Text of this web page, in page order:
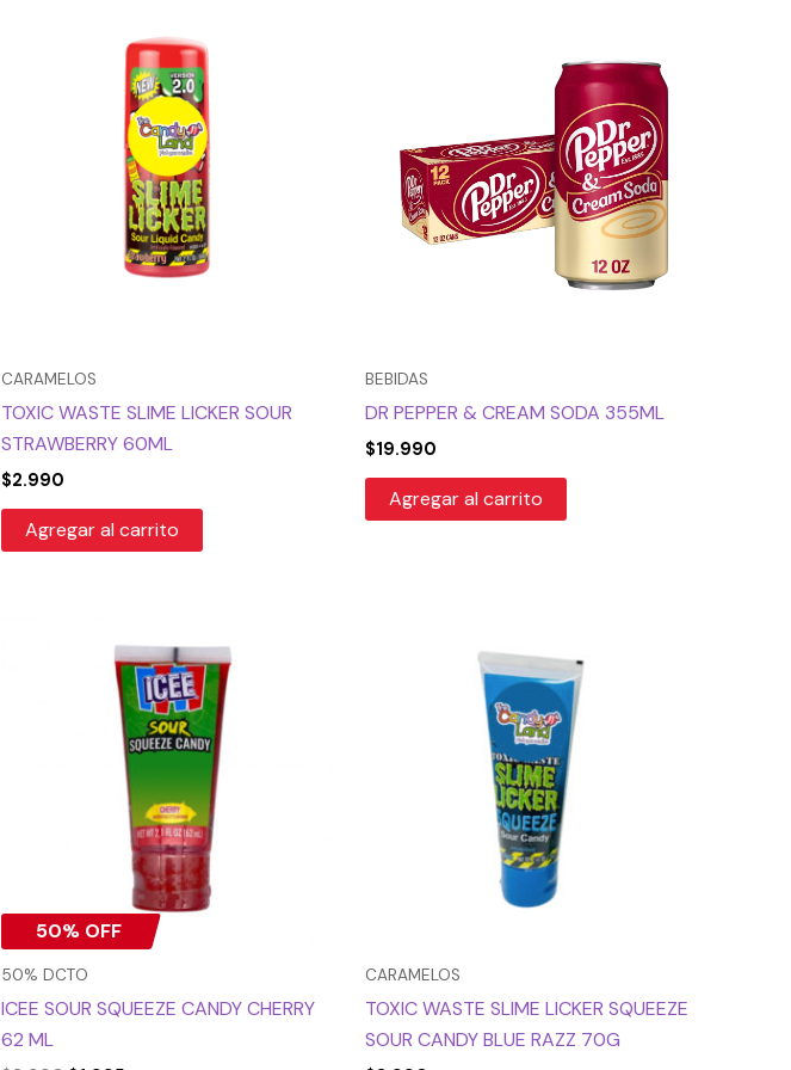
CARAMELOS
TOXIC WASTE SLIME LICKER SOUR
STRAWBERRY 60ML
$2.990
Agregar al carrito
BEBIDAS
DR PEPPER & CREAM SODA 355ML
$19.990
Agregar al carrito
50% OFF
50% DCTO
ICEE SOUR SQUEEZE CANDY CHERRY
62 ML
precio
original
$3.990.
precio
actual
es:
$1.995.
CARAMELOS
TOXIC WASTE SLIME LICKER SQUEEZE
SOUR CANDY BLUE RAZZ 70G